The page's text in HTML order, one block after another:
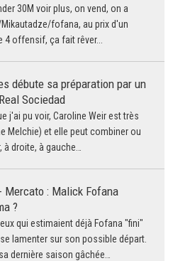
30M voir plus, on vend, on a
fofana, au prix d'un
4 offensif, ça fait rêver...
débute sa préparation par un
Sociedad
j'ai pu voir, Caroline Weir est très
Melchie) et elle peut combiner ou
droite, à gauche…
Mercato : Malick Fofana
?
qui estimaient déjà Fofana "fini"
lamenter sur son possible départ.
dernière saison gâchée…